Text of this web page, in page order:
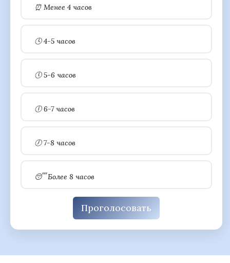
⏰ Менее 4 часов
🕓 4-5 часов
🕔 5-6 часов
🕕 6-7 часов
🕖 7-8 часов
😴 Более 8 часов
Проголосовать